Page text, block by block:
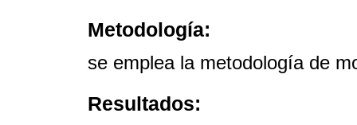
Metodología:
se emplea la metodología de
Resultados: